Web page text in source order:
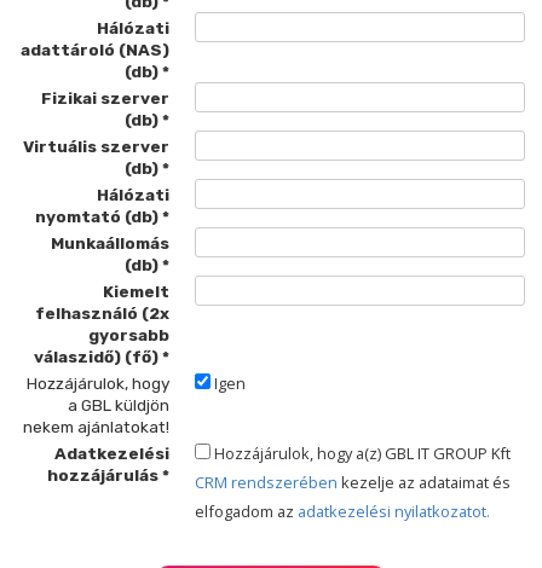
Hálózati
adattároló (NAS)
(db)
Fizikai szerver
(db)
Virtuális szerver
(db)
Hálózati
nyomtató (db)
Munkaállomás
(db)
Kiemelt
felhasználó (2x
gyorsabb
válaszidő) (fő)
Hozzájárulok, hogy
a GBL küldjön
nekem ajánlatokat!
Igen
Adatkezelési
hozzájárulás
Hozzájárulok, hogy a(z) GBL IT GROUP Kft
CRM rendszerében kezelje az adataimat és
elfogadom az adatkezelési nyilatkozatot.